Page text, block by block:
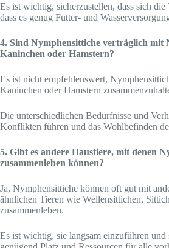
Es ist wichtig, sicherzustellen, dass sich
dass es genug Futter- und
4. Sind Nymphensittiche verträglich mit
Kaninchen oder Hamstern?
Es ist nicht empfehlenswert,
Kaninchen oder Hamstern
Die unterschiedlichen Bedürfnisse und
Konflikten führen und das Wohlbefinden
5. Gibt es andere Haustiere, mit denen
zusammenleben können?
Ja, Nymphensittiche können oft gut mit
ähnlichen Tieren wie Wellensittichen,
zusammenleben.
Es ist wichtig, sie langsam einzuführen und